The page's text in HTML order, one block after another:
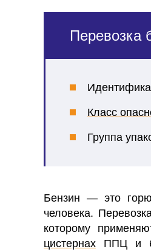
Перевозка
Класс
Группа
Бензин — это
человека.
которому
цистернах ППЦ и